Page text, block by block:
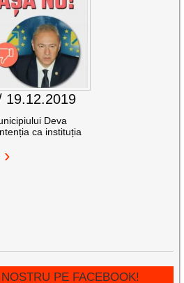
19.12.2019
Deva
ca instituția
PE FACEBOOK!